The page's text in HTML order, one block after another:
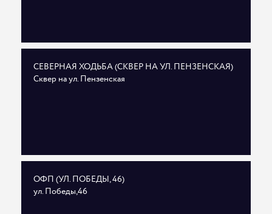
СЕВЕРНАЯ ХОДЬБА (СКВЕР НА УЛ. ПЕНЗЕНСКАЯ)
Сквер на ул. Пензенская
ОФП (УЛ. ПОБЕДЫ, 46)
ул. Победы,46